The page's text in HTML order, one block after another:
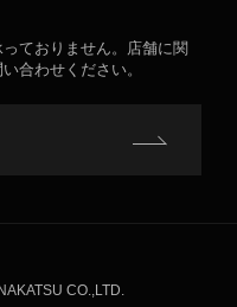
ておりません。店舗に関
合わせください。
CO.,LTD.